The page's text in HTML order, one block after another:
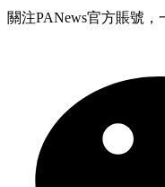
關注PANews官方賬號，